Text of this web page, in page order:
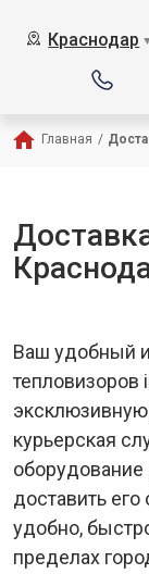
Краснодар
Главная /
Ваш удобный
тепловизоров
эксклюзивную
курьерская
доставить
удобно,
пределах